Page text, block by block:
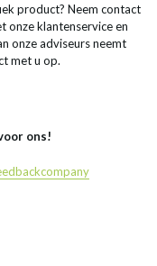
product? Neem contact
onze klantenservice en
onze adviseurs neemt
met u op.
ons!